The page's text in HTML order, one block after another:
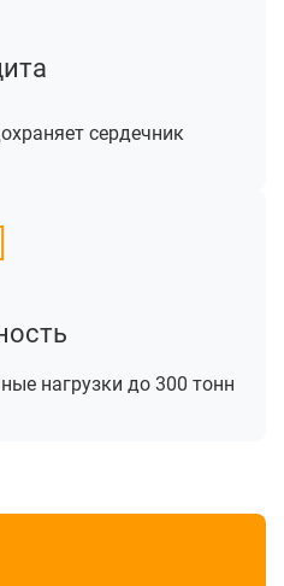
сердечник
нагрузки до 300 тонн